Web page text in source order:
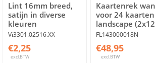
Lint 16mm breed,
satijn in diverse
kleuren
Vi3301.02516.XX
€2,25
excl.BTW
Kaartenrek
voor 24 kaarten
landscape
FL143000018N
€48,95
excl.BTW